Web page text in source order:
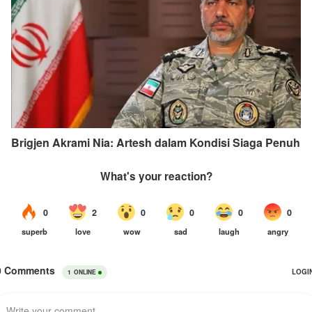
Brigjen Akrami Nia: Artesh dalam Kondisi Siaga Penuh